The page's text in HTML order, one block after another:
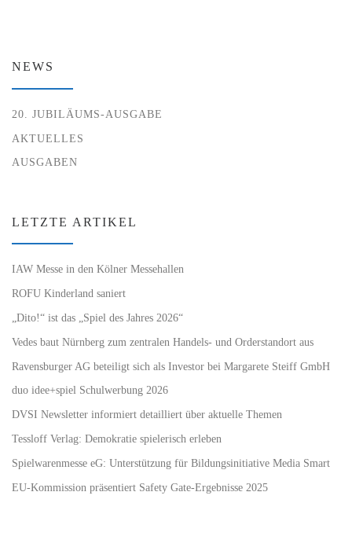
NEWS
20. JUBILÄUMS-AUSGABE
AKTUELLES
AUSGABEN
LETZTE ARTIKEL
IAW Messe in den Kölner Messehallen
ROFU Kinderland saniert
„Dito!“ ist das „Spiel des Jahres 2026“
Vedes baut Nürnberg zum zentralen Handels- und Orderstandort aus
Ravensburger AG beteiligt sich als Investor bei Margarete Steiff GmbH
duo idee+spiel Schulwerbung 2026
DVSI Newsletter informiert detailliert über aktuelle Themen
Tessloff Verlag: Demokratie spielerisch erleben
Spielwarenmesse eG: Unterstützung für Bildungsinitiative Media Smart
EU-Kommission präsentiert Safety Gate-Ergebnisse 2025